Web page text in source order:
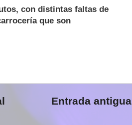
con distintas faltas de
que son
Entrada antigua